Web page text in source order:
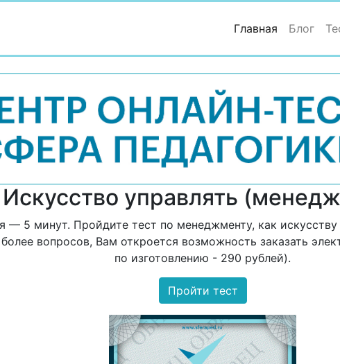
Главная (current)
Блог
Искусство управлять
— 5 минут. Пройдите тест по менеджменту, как
вопросов, Вам откроется возможность заказать
по изготовлению - 290 рублей).
Пройти тест